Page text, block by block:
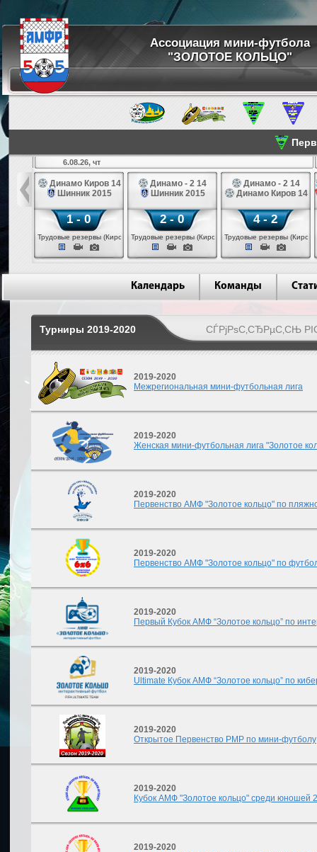
Ассоциация мини-футбола
"ЗОЛОТОЕ КОЛЬЦО"
14
6.08.26, чт
Динамо Киров 14
Шинник 2015
1 - 0
Трудовые резервы (Киров)
Динамо - 2 14
Шинник 2015
2 - 0
Трудовые резервы (Киров)
Динамо - 2 14
Динамо Киров 14
4 - 2
Трудовые резервы (Киров)
Календарь Команды
Турниры 2019-2020 СЃРјРѕС‚СЂРµС‚СЊ
2019-2020
Межрегиональная мини-футбольная лига
2019-2020
Женская мини-футбольная лига "Золотое
2019-2020
Первенство АМФ "Золотое кольцо" по
2019-2020
Первенство АМФ "Золотое кольцо" по
2019-2020
Первый Кубок АМФ “Золотое кольцо” по
2019-2020
Ultimate Кубок АМФ “Золотое кольцо” по
2019-2020
Открытое Первенство РМР по мини-футболу
2019-2020
Кубок АМФ "Золотое кольцо" среди юношей
2019-2020